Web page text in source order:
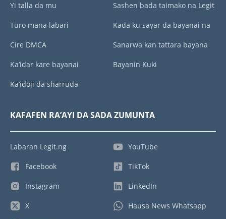
Yi talla da mu
Turo mana labari
Cire DMCA
Ka’idar kare bayanai
Ka’idoji da sharruda
Sashen bada taimako na Legit
Kada ku sayar da bayanai na
Sanarwa kan tattara bayana
Bayanin Kuki
KAFAFEN RA’AYI DA SADA ZUMUNTA
Labaran Legit.ng
Facebook
Instagram
X
YouTube
TikTok
LinkedIn
Hausa News Whatsapp